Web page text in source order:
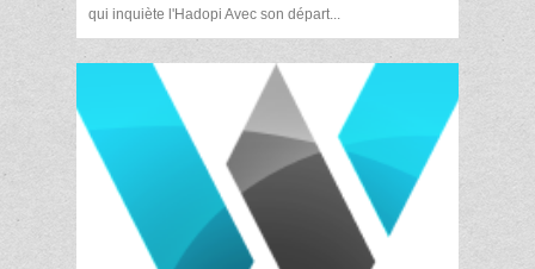
qui inquiète l'Hadopi Avec son départ...